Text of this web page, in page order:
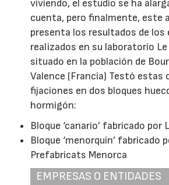
viviendo, el estudio se ha
cuenta, pero finalmente, este
presenta los resultados de los
realizados en su laboratorio Le
situado en la población de
Valence (Francia) Testó estas
fijaciones en dos bloques
hormigón:
Bloque ‘canario’ fabricado por
Bloque ‘menorquín’ fabricado
Prefabricats Menorca
EMPRESAS O ENTIDADES